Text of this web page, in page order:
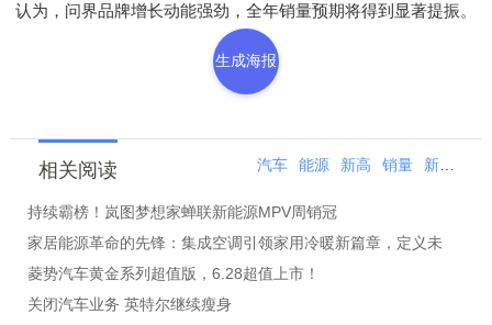
认为，问界品牌增长动能强劲，全年销量预期将得到显著提振。
生成海报
相关阅读 汽车 能源 新高 销量 新能源
持续霸榜！岚图梦想家蝉联新能源MPV周销冠
家居能源革命的先锋：集成空调引领家用冷暖新篇章，定义未
菱势汽车黄金系列超值版，6.28超值上市！
关闭汽车业务 英特尔继续瘦身